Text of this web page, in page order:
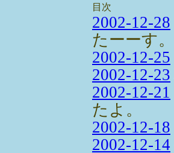
目次
2002-12-28
たーーす。
2002-12-25
2002-12-23
2002-12-21
たよ。
2002-12-18
2002-12-14